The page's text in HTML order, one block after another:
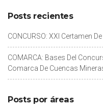
Posts recientes
CONCURSO: XXI Certamen
COMARCA: Bases Del
Comarca De Cuencas
Posts por áreas